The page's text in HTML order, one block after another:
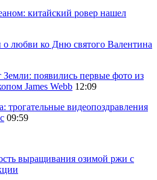
китайский ровер нашел
любви ко Дню святого Валентина
Земли: появились первые фото из
James Webb 12:09
трогательные видеопоздравления
09:59
выращивания озимой ржи с